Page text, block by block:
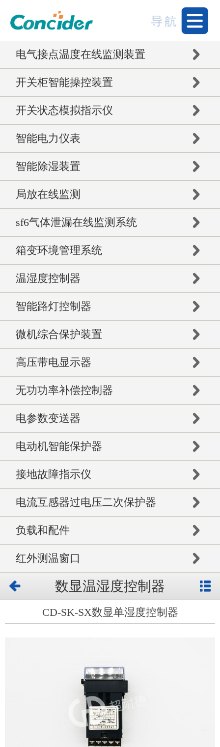
电气接点温度在线监测装置
开关柜智能操控装置
开关状态模拟指示仪
智能电力仪表
智能除湿装置
局放在线监测
sf6气体泄漏在线监测系统
箱变环境管理系统
温湿度控制器
智能路灯控制器
微机综合保护装置
高压带电显示器
无功功率补偿控制器
电参数变送器
电动机智能保护器
接地故障指示仪
电流互感器过电压二次保护器
负载和配件
红外测温窗口
数显温湿度控制器
CD-SK-SX数显单湿度控制器